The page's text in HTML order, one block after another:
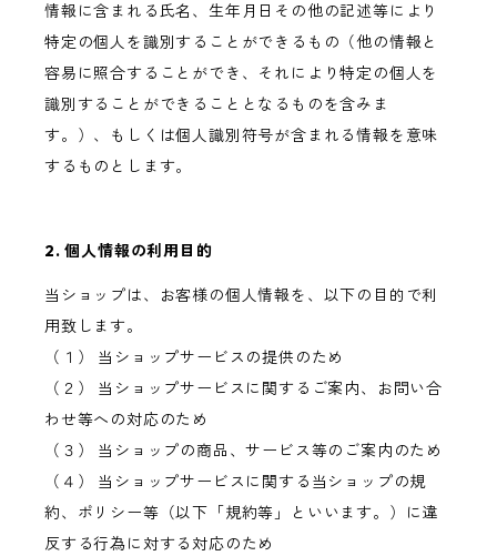
情報に含まれる氏名、生年月日その他の記述等により
特定の個人を識別することができるもの（他の情報と
容易に照合することができ、それにより特定の個人を
識別することができることとなるものを含みま
す。）、もしくは個人識別符号が含まれる情報を意味
するものとします。
2. 個人情報の利用目的
当ショップは、お客様の個人情報を、以下の目的で利
用致します。
（１） 当ショップサービスの提供のため
（２） 当ショップサービスに関するご案内、お問い合
わせ等への対応のため
（３） 当ショップの商品、サービス等のご案内のため
（４） 当ショップサービスに関する当ショップの規
約、ポリシー等（以下「規約等」といいます。）に違
反する行為に対する対応のため